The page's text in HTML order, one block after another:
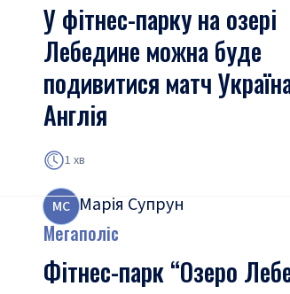
У фітнес-парку на озері
Лебедине можна буде
подивитися матч
Англія
1 хв
МС Марія Супрун
Мегаполіс
Фітнес-парк “Озеро